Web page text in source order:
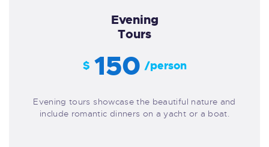
Evening
Tours
$ 150 /person
Evening tours showcase the beautiful nature and
include romantic dinners on a yacht or a boat.